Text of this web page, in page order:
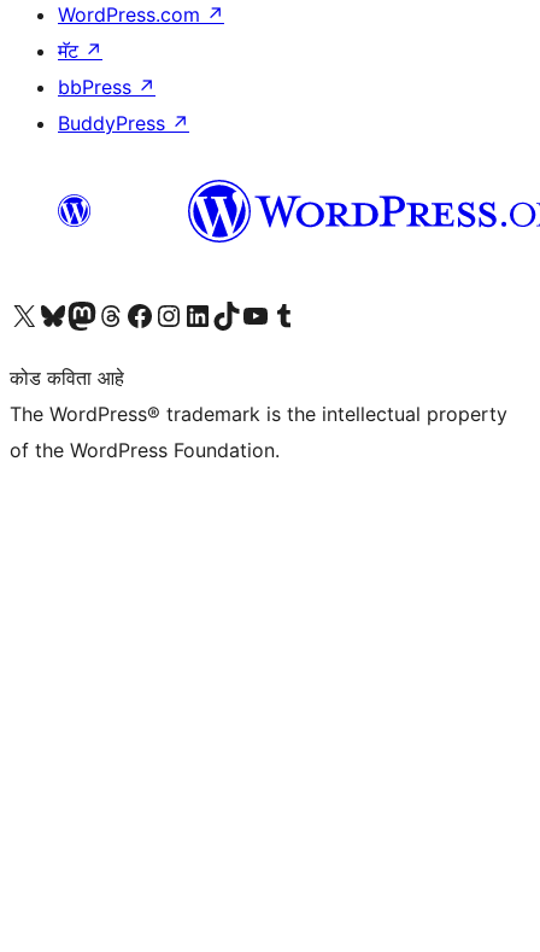
WordPress.com ↗
मॅट ↗
bbPress ↗
BuddyPress ↗
आमच्या X (एक्स) (पूर्वीचे ट्विटर) खात्याला भेट द्या आमच्या ब्लूस्की खात्याला भेट द्या.आमच्या Mastodon खात्याला भेट द्या.आमच्या थ्रेड्स खात्याला भेट द्या. आमच्या फेसबुक पेजला भेट द्या आमच्या इंस्टाग्राम खात्याला भेट द्या आमच्या लिंक्डइन खात्याला भेट द्या आमच्या टिकटॉक अकाउंटला भेट द्या.आमच्या यूट्यूब चॅनेलला भेट द्या आमच्या टंबलर खात्याला भेट द्या.
कोड कविता आहे
The WordPress® trademark is the intellectual property
of the WordPress Foundation.